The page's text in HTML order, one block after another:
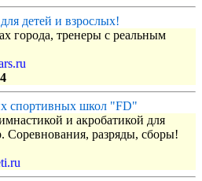
детей и взрослых!
города, тренеры с реальным
спортивных школ "FD"
и акробатикой для
Соревнования, разряды, сборы!